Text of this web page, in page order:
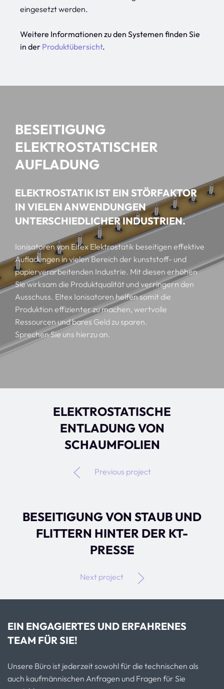
eingesetzt werden.
Weitere Informationen zu den Systemen finden Sie
in der Produktübersicht.
BESEITIGUNG
ELEKTROSTATISCHER
AUFLADUNG
ELEKTROSTATIK IST EIN STÖRFAKTOR
IN VIELEN ANWENDUNGEN
UNTERSCHIEDLICHER INDUSTRIEN.
Ionisatoren von Eltex Elektrostatik beseitigen effektive
Aufladungen in vielen Bereich der kunststoff- und
papierverarbeitenden Industrie. Mit diesen erhöhen
Sie wirksam die Produktqualität und verringern den
Ausschuss. Eltex Ionisatoren helfen somit die
Produktion effizienter zu machen, wertvolle
Ressourcen und bares Geld zu sparen.
Sprechen Sie uns hierzu an.
ELEKTROSTATISCHE
ENTLADUNG VON
SCHAUMFOLIEN
Previous project
BESEITIGUNG VON STAUB UND
FLITTERN HINTER DER KT-
PRESSE
Next project
EIN ENGAGIERTES UND ERFAHRENES
TEAM FÜR SIE!
Unsere Büro ist jederzeit sowohl für die technischen als
auch kaufmännischen Anfragen und Fragen für Sie